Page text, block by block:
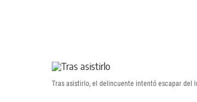
Tras asistirlo, el delincuente intentó escapar del